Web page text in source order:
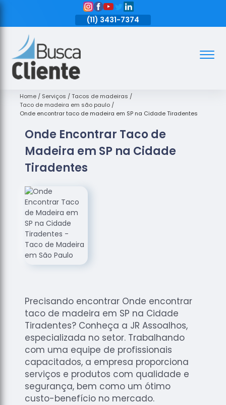
(11) 3431-7374
Assoalhos
de Madeira
Decks de
Empresas
de
Assoalhos
de Madeira
Loja de
Assoalhos
Raspagem
Assoalhos
Raspagem
de Tacos
de
Madeiras
Raspagens
de Pisos
Tacos de
Madeiras
Home Serviços
Tacos de madeiras
Taco de madeira em são paulo
Onde encontrar taco de madeira em SP na Cidade Tiradentes
Onde Encontrar Taco de
Madeira em SP na Cidade
Tiradentes
Precisando encontrar Onde encontrar
taco de madeira em SP na Cidade
Tiradentes? Conheça a JR Assoalhos,
especializada no setor. Trabalhando
com uma equipe de profissionais
capacitados, a empresa proporciona
serviços e produtos com qualidade e
segurança, bem como um ótimo
custo-benefício no mercado.